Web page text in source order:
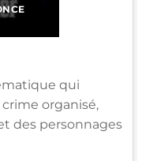
qui
organisé,
des personnages